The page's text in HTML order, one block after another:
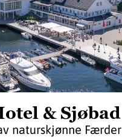
& Sjøbad
naturskjønne Færder